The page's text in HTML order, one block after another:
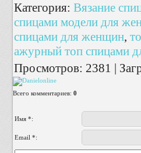
Категория: Вязание
спицами модели для
спицами для женщин,
ажурный топ спицами
Просмотров: 2381 |
Всего комментариев: 0
Имя *:
Email *: